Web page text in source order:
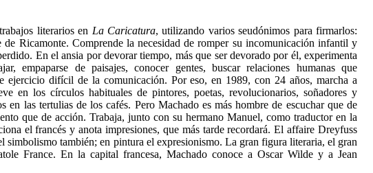
literarios en La Caricatura, utilizando varios seudónimos para firmarlos:
de Ricamonte. Comprende la necesidad de romper su incomunicación infantil y
En el ansia por devorar tiempo, más que ser devorado por él, experimenta
empaparse de paisajes, conocer gentes, buscar relaciones humanas que
ejercicio difícil de la comunicación. Por eso, en 1989, con 24 años, marcha a
en los círculos habituales de pintores, poetas, revolucionarios, soñadores y
en las tertulias de los cafés. Pero Machado es más hombre de escuchar que de
que de acción. Trabaja, junto con su hermano Manuel, como traductor en la
el francés y anota impresiones, que más tarde recordará. El affaire Dreyfuss
simbolismo también; en pintura el expresionismo. La gran figura literaria, el gran
France. En la capital francesa, Machado conoce a Oscar Wilde y a Jean